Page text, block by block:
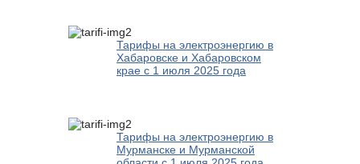
Тарифы на электроэнергию в
Хабаровске и Хабаровском
крае с 1 июля 2025 года
Тарифы на электроэнергию в
Мурманске и Мурманской